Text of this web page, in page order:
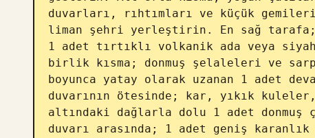
duvarları, rıhtımları ve küçük
liman şehri yerleştirin. En sağ tarafa;
1 adet tırtıklı volkanik ada veya
birlik kısma; donmuş şelaleleri ve
boyunca yatay olarak uzanan 1 adet
duvarının ötesinde; kar, yıkık
altındaki dağlarla dolu 1 adet
duvarı arasında; 1 adet geniş